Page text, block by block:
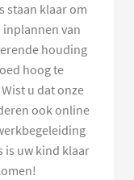
staan klaar om
van
houding
hoog te
u dat onze
ook online
is uw kind klaar